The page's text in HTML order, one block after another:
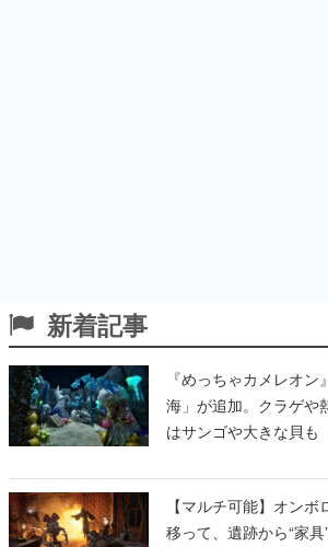
新着記事
『めっちゃカメレオ
海」が追加。クラゲや
はサンゴや大きな貝も
【マルチ可能】オン
移って、遺跡から“家